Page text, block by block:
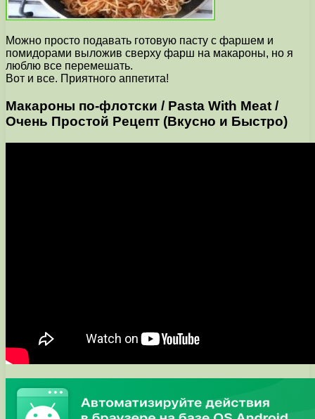
Можно просто подавать готовую пасту с фаршем и
помидорами выложив сверху фарш на макароны, но я
люблю все перемешать.
Вот и все. Приятного аппетита!
Макароны по-флотски / Pasta With Meat /
Очень Простой Рецепт (Вкусно и Быстро)